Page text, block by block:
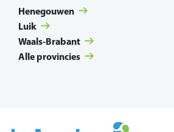
Henegouwen
Luik
Waals-Brabant
Alle provincies